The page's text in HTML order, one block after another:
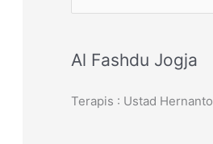
r
h
Al Fashdu Jogja
Terapis : Ustad Hernanto